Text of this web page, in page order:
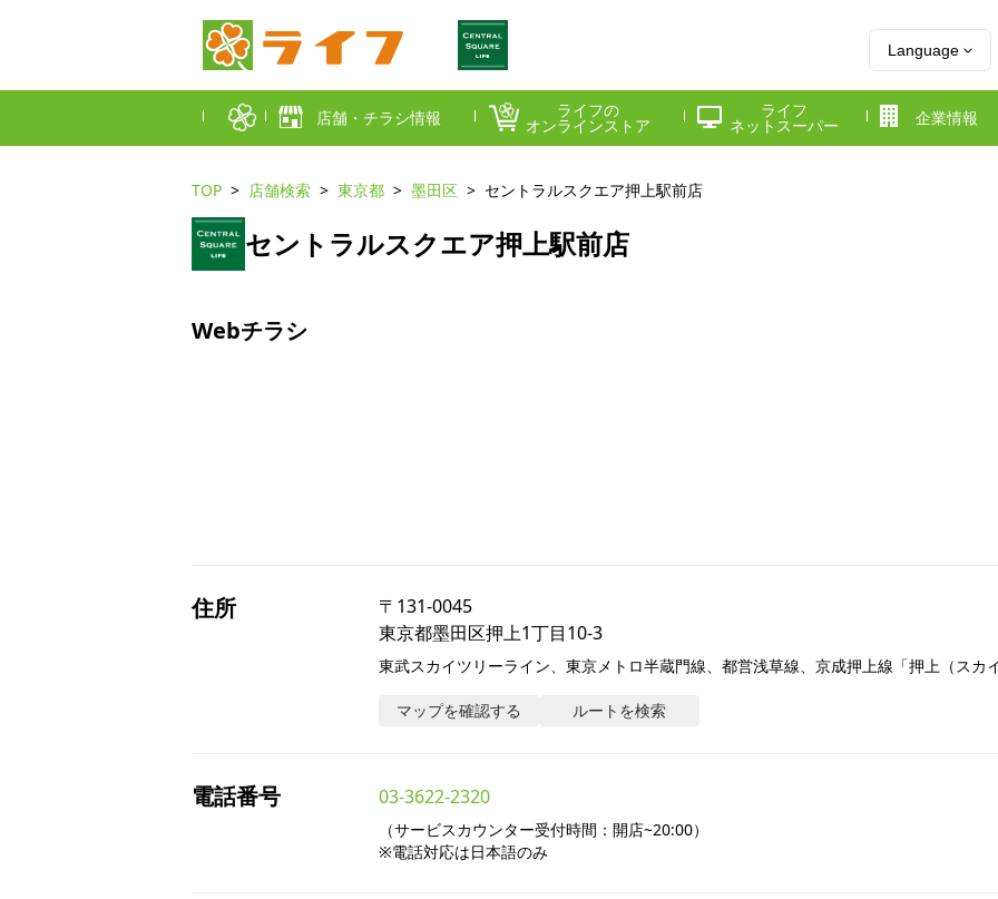
Language
店舗・チラシ情報
東京都 埼玉県
大阪市
ライフの
オンラインストア
ライフ
ネットスーパー
企業情報
TOP 店舗検索 東京都 墨田区 セントラルスクエア押上駅前店
セントラルスクエア押上駅前店
Webチラシ
住所 〒 131-0045
東京都墨田区押上1丁目10-3
東武スカイツリーライン、東京メトロ半蔵門線、都営浅草線、京成押上線「押上（スカ
マップを確認する ルートを検索
電話番号 03-3622-2320
（サービスカウンター受付時間：開店~20:00）
※電話対応は日本語のみ